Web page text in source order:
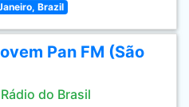
Brazil
Pan FM (São
do Brasil